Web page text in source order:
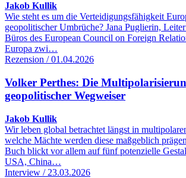
Jakob Kullik
Wie steht es um die Verteidigungsfähigkeit
geopolitischer Umbrüche? Jana Puglierin,
Büros des European Council on Foreign
Europa zwi…
Rezension / 01.04.2026
Volker Perthes: Die
geopolitischer Wegweiser
Jakob Kullik
Wir leben global betrachtet längst in
welche Mächte werden diese maßgeblich
Buch blickt vor allem auf fünf potenzielle
USA, China…
Interview / 23.03.2026